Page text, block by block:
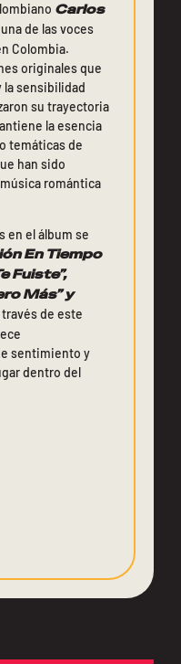
Carlos
de las voces
Colombia.
originales que
la sensibilidad
su trayectoria
la esencia
temáticas de
han sido
romántica
en el álbum se
En Tiempo
Fuiste”,
Más” y
través de este
sentimiento y
dentro del